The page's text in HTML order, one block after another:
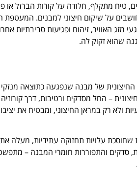
טיח מתקלף, חלודה על קורות הברזל או
על שיקום חיצוני למבנים. המעטפת
האוויר, זיהום ופגיעות סביבתיות
שהוא זקוק לה.
של מבנה שנפגעה כתוצאה מנזקי
– החל מסדקים ורטיבות, דרך
ולא רק במראן החיצוני, ומבטיח את
שחוסכת עלויות תחזוקה עתידיות, מעלה
סדקים והתפוררות חומרי המבנה –